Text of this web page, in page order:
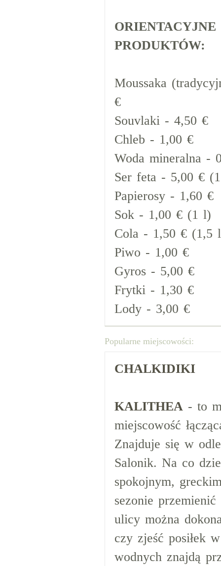
ORIENTACYJNE
PRODUKTÓW:
Moussaka
€
Souvlaki - 4,50 €
Chleb - 1,00 €
Woda mineralna -
Ser feta - 5,00 €
Papierosy - 1,60 €
Sok - 1,00 € (1 l)
Cola - 1,50 € (1,5
Piwo - 1,00 €
Gyros - 5,00 €
Frytki - 1,30 €
Lody - 3,00 €
Popularne miejscowości:
CHALKIDIKI
KALITHEA - to
miejscowość
Znajduje się w
Salonik. Na co
spokojnym,
sezonie
ulicy można
czy zjeść posiłek
wodnych znajdą